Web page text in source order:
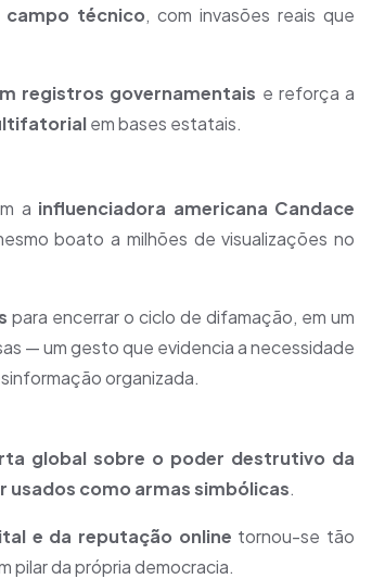
técnico, com invasões reais que
registros governamentais e reforça a
em bases estatais.
a influenciadora americana Candace
boato a milhões de visualizações no
para encerrar o ciclo de difamação, em um
— um gesto que evidencia a necessidade
organizada.
global sobre o poder destrutivo da
usados como armas simbólicas.
e da reputação online tornou-se tão
pilar da própria democracia.